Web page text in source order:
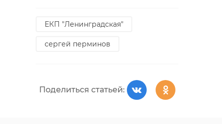
ЕКП "Ленинградская"
сергей перминов
Поделиться статьей: